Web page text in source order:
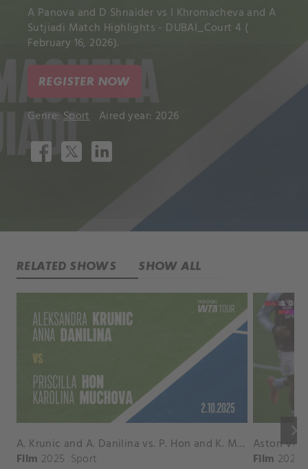
A Panova and D Shnaider vs I Khromacheva and A
Sutjiadi Match Highlights - DUBAI_Court 4 (
February 16, 2026).
REGISTER NOW
Genre: Sport Aired year: 2026
RELATED SHOWS SHOW ALL
keyboard_arrow_right
A. Krunic and A. Danilina vs. P. Hon and K. Muchova Match Highlights - BEIJING_Capital Group Diamond ( October 02, 2025)
Film 2025 Sport Film 2026